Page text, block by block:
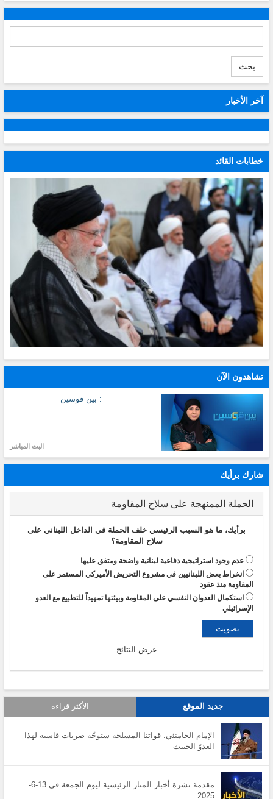
بحث
آخر الأخبار
خطابات القائد
تشاهدون الآن
: بين قوسين
البث المباشر
شارك برأيك
الحملة الممنهجة على سلاح المقاومة
برأيك، ما هو السبب الرئيسي خلف الحملة في الداخل اللبناني على
سلاح المقاومة؟
عدم وجود استراتيجية دفاعية لبنانية واضحة ومتفق عليها
انخراط بعض اللبنانيين في مشروع التحريض الأميركي المستمر على
المقاومة منذ عقود
استكمال العدوان النفسي على المقاومة وبيئتها تمهيداً للتطبيع مع العدو
الإسرائيلي
عرض النتائج
جديد الموقع الأكثر قراءة
الإمام الخامنئي: قواتنا المسلحة ستوجّه ضربات قاسية لهذا
العدوّ الخبيث
مقدمة نشرة أخبار المنار الرئيسية ليوم الجمعة في 13-6-
2025